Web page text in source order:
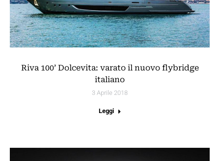
Riva 100’ Dolcevita: varato il nuovo flybridge
italiano
3 Aprile 2018
Leggi